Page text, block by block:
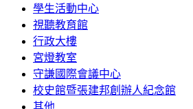
學生活動中心
視聽教育館
行政大樓
宮燈教室
守謙國際會議中心
校史館暨張建邦創辦人紀念館
其他